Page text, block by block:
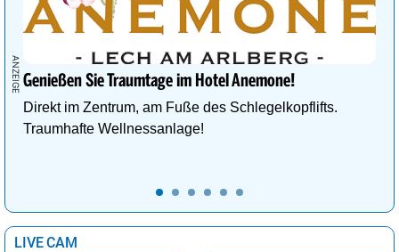
Genießen Sie Traumtage im Hotel Anemone!
Direkt im Zentrum, am Fuße des Schlegelkopflifts.
Traumhafte Wellnessanlage!
LIVE CAM